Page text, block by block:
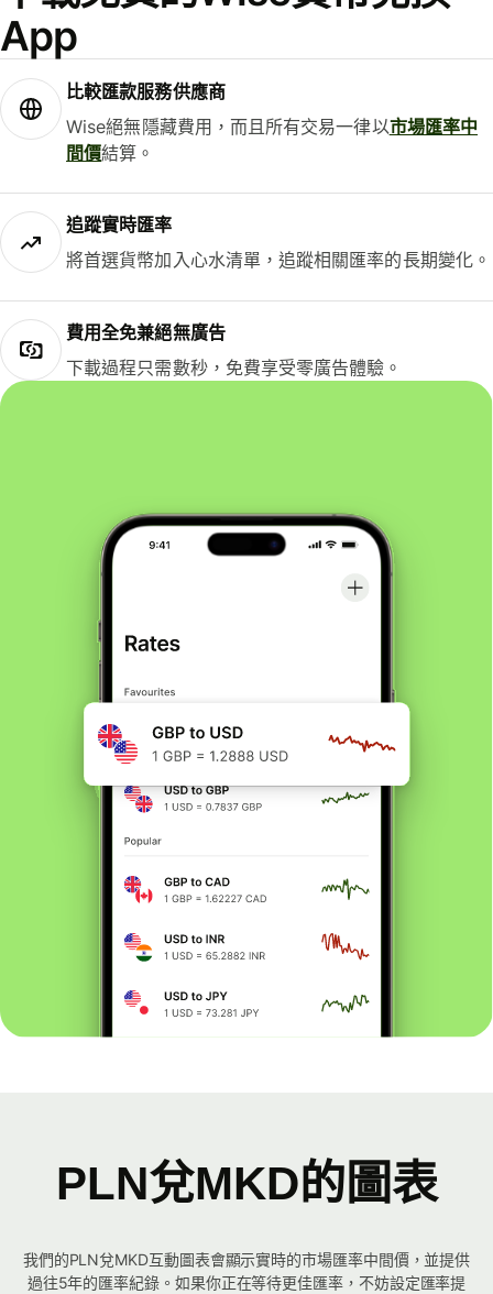
App
比較匯款服務供應商
Wise絕無隱藏費用，而且所有交易一律以市場匯率中
間價結算。
追蹤實時匯率
將首選貨幣加入心水清單，追蹤相關匯率的長期變化。
費用全免兼絕無廣告
下載過程只需數秒，免費享受零廣告體驗。
PLN兌MKD的圖表
我們的PLN兌MKD互動圖表會顯示實時的市場匯率中間價，並提供
過往5年的匯率紀錄。如果你正在等待更佳匯率，不妨設定匯率提